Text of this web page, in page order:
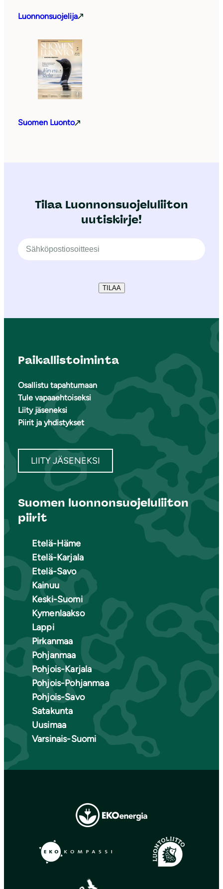
Luonnonsuojelija
Suomen Luonto
Tilaa Luonnonsuojeluliiton
uutiskirje!
TILAA
Paikallistoiminta
Osallistu tapahtumaan
Tule vapaaehtoiseksi
Liity jäseneksi
Piirit ja yhdistykset
LIITY JÄSENEKSI
Suomen luonnonsuojeluliiton
piirit
Etelä-Häme
Etelä-Karjala
Etelä-Savo
Kainuu
Keski-Suomi
Kymenlaakso
Lappi
Pirkanmaa
Pohjanmaa
Pohjois-Karjala
Pohjois-Pohjanmaa
Pohjois-Savo
Satakunta
Uusimaa
Varsinais-Suomi